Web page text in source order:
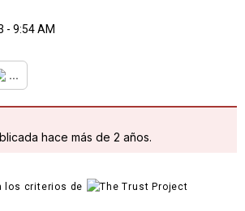
- 9:54 AM
...
hace más de 2 años.
los criterios de